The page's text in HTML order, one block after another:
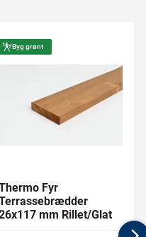
Byg grønt
Fyr
mm Rillet/Glat